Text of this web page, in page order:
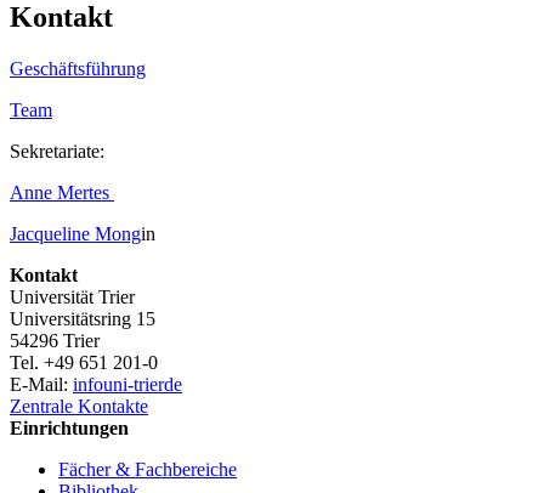
Kontakt
Geschäftsführung
Team
Sekretariate:
Anne Mertes
Jacqueline Mongin
Kontakt
Universität Trier
Universitätsring 15
54296 Trier
Tel. +49 651 201-0
E-Mail: infouni-trierde
Zentrale Kontakte
Einrichtungen
Fächer & Fachbereiche